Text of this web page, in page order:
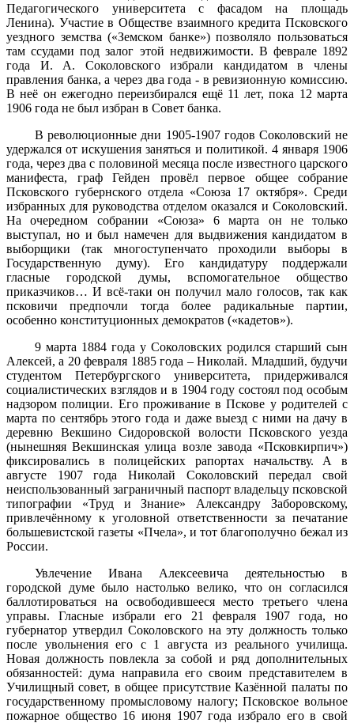
Педагогического университета с фасадом на площадь
Ленина). Участие в Обществе взаимного кредита Псковского
уездного земства («Земском банке») позволяло пользоваться
там ссудами под залог этой недвижимости. В феврале 1892
года И. А. Соколовского избрали кандидатом в члены
правления банка, а через два года - в ревизионную комиссию.
В неё он ежегодно переизбирался ещё 11 лет, пока 12 марта
1906 года не был избран в Совет банка.
В революционные дни 1905-1907 годов Соколовский не
удержался от искушения заняться и политикой. 4 января 1906
года, через два с половиной месяца после известного царского
манифеста, граф Гейден провёл первое общее собрание
Псковского губернского отдела «Союза 17 октября». Среди
избранных для руководства отделом оказался и Соколовский.
На очередном собрании «Союза» 6 марта он не только
выступал, но и был намечен для выдвижения кандидатом в
выборщики (так многоступенчато проходили выборы в
Государственную думу). Его кандидатуру поддержали
гласные городской думы, вспомогательное общество
приказчиков… И всё-таки он получил мало голосов, так как
псковичи предпочли тогда более радикальные партии,
особенно конституционных демократов («кадетов»).
9 марта 1884 года у Соколовских родился старший сын
Алексей, а 20 февраля 1885 года – Николай. Младший, будучи
студентом Петербургского университета, придерживался
социалистических взглядов и в 1904 году состоял под особым
надзором полиции. Его проживание в Пскове у родителей с
марта по сентябрь этого года и даже выезд с ними на дачу в
деревню Векшино Сидоровской волости Псковского уезда
(нынешняя Векшинская улица возле завода «Псковкирпич»)
фиксировались в полицейских рапортах начальству. А в
августе 1907 года Николай Соколовский передал свой
неиспользованный заграничный паспорт владельцу псковской
типографии «Труд и Знание» Александру Заборовскому,
привлечённому к уголовной ответственности за печатание
большевистской газеты «Пчела», и тот благополучно бежал из
России.
Увлечение Ивана Алексеевича деятельностью в
городской думе было настолько велико, что он согласился
баллотироваться на освободившееся место третьего члена
управы. Гласные избрали его 21 февраля 1907 года, но
губернатор утвердил Соколовского на эту должность только
после увольнения его с 1 августа из реального училища.
Новая должность повлекла за собой и ряд дополнительных
обязанностей: дума направила его своим представителем в
Училищный совет, в общее присутствие Казённой палаты по
государственному промысловому налогу; Псковское вольное
пожарное общество 16 июня 1907 года избрало его в свой